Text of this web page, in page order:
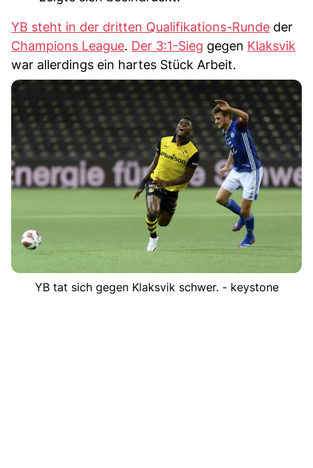
YB steht in der dritten Qualifikations-Runde der
Champions League. Der 3:1-Sieg gegen Klaksvik
war allerdings ein hartes Stück Arbeit.
YB tat sich gegen Klaksvik schwer. - keystone